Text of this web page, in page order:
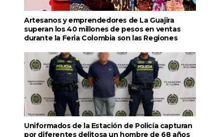
Artesanos y emprendedores de La Guajira
superan los 40 millones de pesos en ventas
durante la Feria Colombia son las Regiones
Uniformados de la Estación de Policía capturan
por diferentes delitosa un hombre de 68 años